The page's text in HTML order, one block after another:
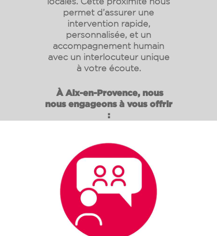
permet d’assurer une
intervention rapide,
personnalisée, et un
accompagnement humain
avec un interlocuteur unique
à votre écoute.
À Aix-en-Provence, nous
nous engageons à vous offrir
: